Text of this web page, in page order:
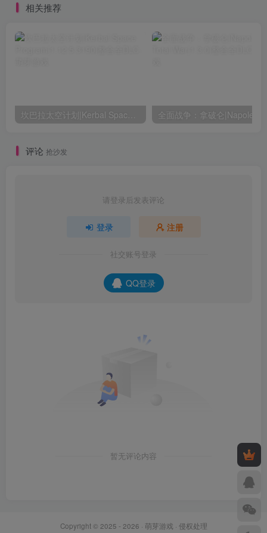
相关推荐
评论 抢沙发
请登录后发表评论
登录 注册
社交账号登录
QQ登录
暂无评论内容
Copyright © 2025 - 2026 · 萌芽游戏 · 侵权处理